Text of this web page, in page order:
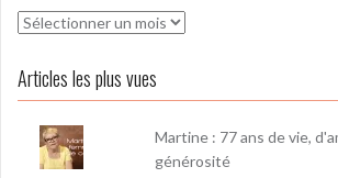
Archives
Articles les plus vues
Martine : 77 ans de vie,
générosité